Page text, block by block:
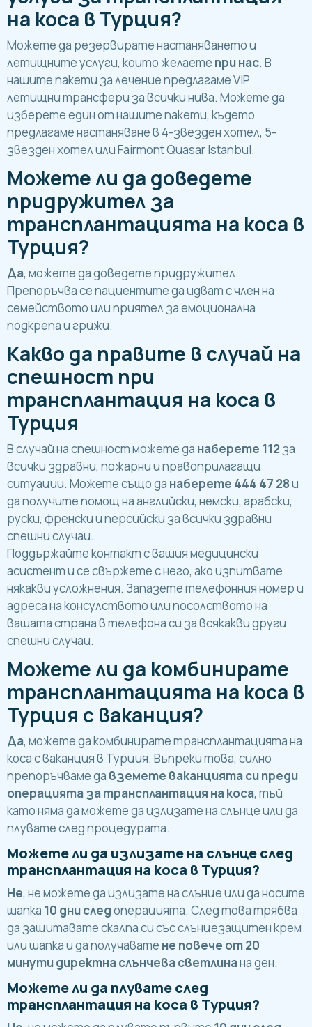
на коса в Турция?
Можете да резервирате настаняването и
летищните услуги, които желаете при нас. В
нашите пакети за лечение предлагаме VIP
летищни трансфери за всички нива. Можете да
изберете един от нашите пакети, където
предлагаме настаняване в 4-звезден хотел, 5-
звезден хотел или Fairmont Quasar Istanbul.
Можете ли да доведете
придружител за
трансплантацията на коса в
Турция?
Да, можете да доведете придружител.
Препоръчва се пациентите да идват с член на
семейството или приятел за емоционална
подкрепа и грижи.
Какво да правите в случай на
спешност при
трансплантация на коса в
Турция
В случай на спешност можете да наберете 112за
всички здравни, пожарни и правоприлагащи
ситуации. Можете също да наберете 444 47 28и
да получите помощ на английски, немски, арабски,
руски, френски и персийски за всички здравни
спешни случаи.
Поддържайте контакт с вашия медицински
асистент и се свържете с него, ако изпитвате
някакви усложнения. Запазете телефонния номер и
адреса на консулството или посолството на
вашата страна в телефона си за всякакви други
спешни случаи.
Можете ли да комбинирате
трансплантацията на коса в
Турция с ваканция?
Да, можете да комбинирате трансплантацията на
коса с ваканция в Турция. Въпреки това, силно
препоръчваме да вземете ваканцията си преди
операцията за трансплантация на коса, тъй
като няма да можете да излизате на слънце или да
плувате след процедурата.
Можете ли да излизате на слънце след
трансплантация на коса в Турция?
Не, не можете да излизате на слънце или да носите
шапка 10 дни следоперацията. След това трябва
да защитавате скалпа си със слънцезащитен крем
или шапка и да получавате не повече от 20
минути директна слънчева светлинана ден.
Можете ли да плувате след
трансплантация на коса в Турция?